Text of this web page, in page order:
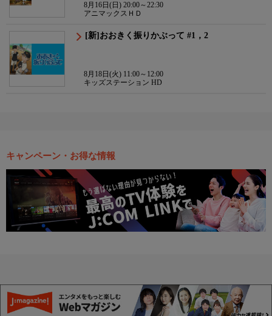
8月16日(日) 20:00～22:30
アニマックスＨＤ
[新]おおきく振りかぶって #1，2
8月18日(火) 11:00～12:00
キッズステーション HD
キャンペーン・お得な情報